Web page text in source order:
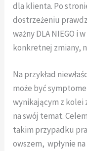
dla klienta. Po
dostrzeżeniu
ważny DLA NIEGO i
konkretnej zmiany,
Na przykład
może być
wynikającym z kolei
na swój temat.
takim przypadku
owszem, wpłynie